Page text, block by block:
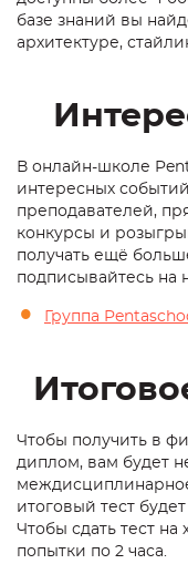
базе знаний вы
архитектуре,
В онлайн-школе
интересных
преподавателей,
конкурсы и
получать ещё
подписывайтесь на
Группа
Чтобы получить в
диплом, вам будет
итоговый тест
Чтобы сдать тест
попытки по 2 часа.